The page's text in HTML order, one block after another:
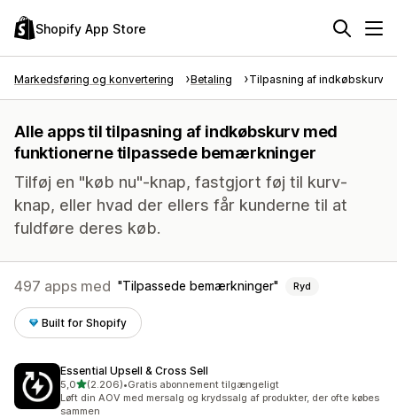
Shopify App Store
Markedsføring og konvertering Betaling Tilpasning af indkøbskurv
Alle apps til tilpasning af indkøbskurv med
funktionerne tilpassede bemærkninger
Tilføj en "køb nu"-knap, fastgjort føj til kurv-
knap, eller hvad der ellers får kunderne til at
fuldføre deres køb.
497 apps med Tilpassede bemærkninger Ryd
Built for Shopify
Essential Upsell & Cross Sell
5,0ud af 5 stjerner
(2.206)
2206 anmeldelser i alt
•Gratis abonnement tilgængeligt
Løft din AOV med mersalg og krydssalg af produkter, der ofte købes
sammen